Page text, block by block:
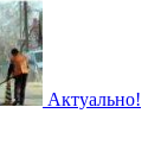
Актуально!